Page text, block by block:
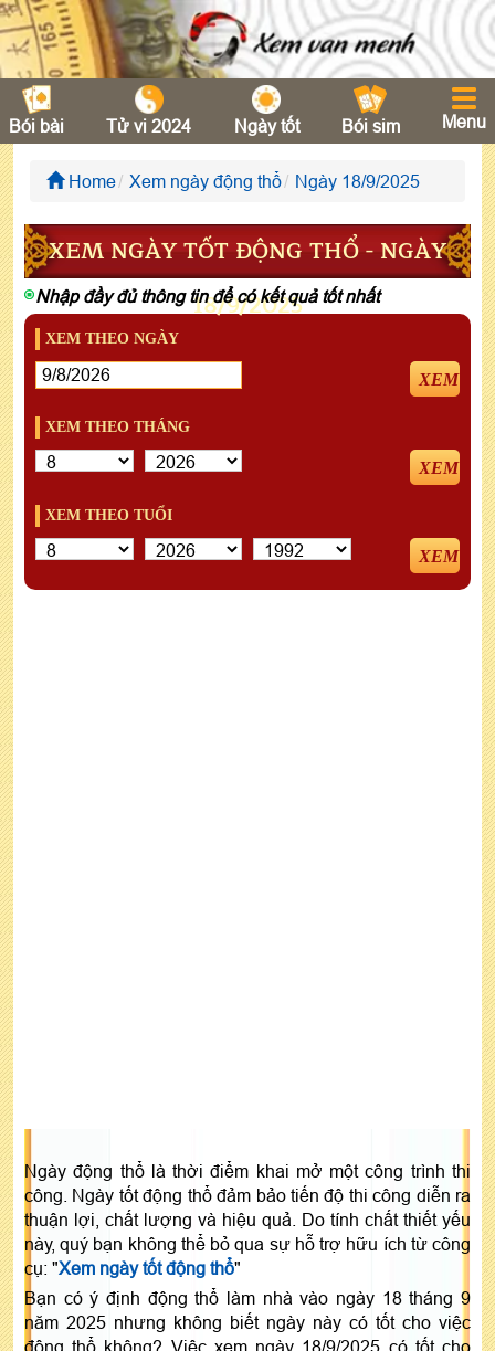
Bói bài Tử vi 2024 Ngày tốt Bói sim Menu
Home Xem ngày động thổ Ngày 18/9/2025
XEM NGÀY TỐT ĐỘNG THỔ - NGÀY
18/9/2025
Nhập đầy đủ thông tin để có kết quả tốt nhất
XEM THEO NGÀY
XEM
XEM THEO THÁNG
XEM
XEM THEO TUỔI
XEM
Ngày động thổ là thời điểm khai mở một công trình thi
công. Ngày tốt động thổ đảm bảo tiến độ thi công diễn ra
thuận lợi, chất lượng và hiệu quả. Do tính chất thiết yếu
này, quý bạn không thể bỏ qua sự hỗ trợ hữu ích từ công
cụ: "Xem ngày tốt động thổ"
Bạn có ý định động thổ làm nhà vào ngày 18 tháng 9
năm 2025 nhưng không biết ngày này có tốt cho việc
động thổ không? Việc xem ngày 18/9/2025 có tốt cho